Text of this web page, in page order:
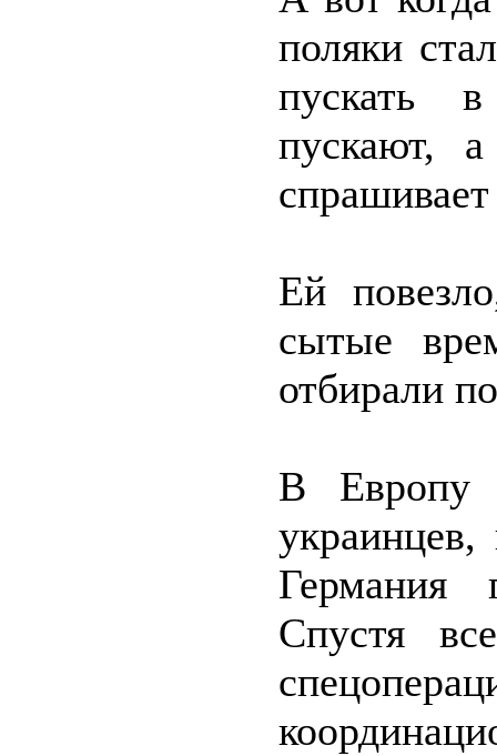
поляки
пускать
пускают,
Ей
сытые
отбирали
В Европу
украинцев,
Германия
Спустя